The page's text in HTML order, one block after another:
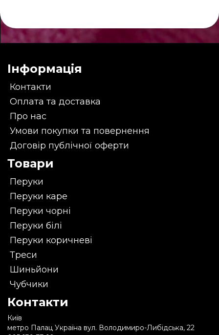
Інформація
Контакти
Оплата та доставка
Про нас
Умови покупки та повернення
Договір публічної оферти
Товари
Перуки
Перуки каре
Перуки чорні
Перуки білі
Перуки коричневі
Треси
Шиньйони
Чубчики
Контакти
Київ
метро Палац Україна вул. Володимиро-Либідська, 22